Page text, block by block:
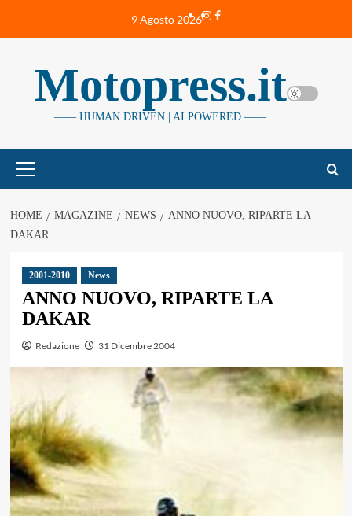
9 Agosto 2026Instagram
Facebook
Motopress.it
—— HUMAN DRIVEN | AI POWERED ——
principale
HOME MAGAZINE NEWS
ANNO NUOVO, RIPARTE LA
DAKAR
2001-2010 News
ANNO NUOVO, RIPARTE LA
DAKAR
Redazione 31 Dicembre 2004